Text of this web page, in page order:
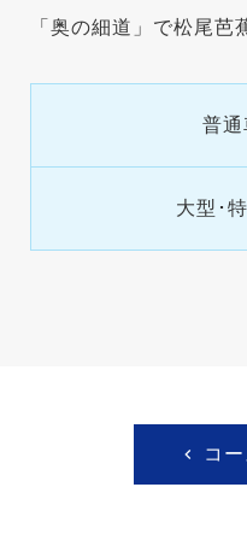
「奥の細道」で松尾
普
大型･
コ